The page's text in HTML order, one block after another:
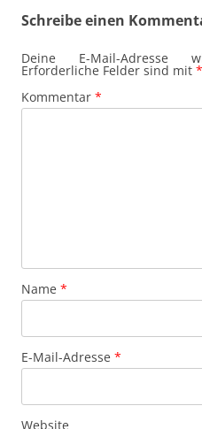
Schreibe einen
Deine E-Mail-Adresse
Erforderliche Felder sind mit *
Kommentar *
Name *
E-Mail-Adresse *
Website